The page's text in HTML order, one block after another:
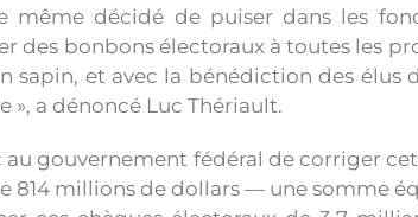
même décidé de puiser dans les
des bonbons électoraux à toutes les
sapin, et avec la bénédiction des
», a dénoncé Luc Thériault.
gouvernement fédéral de corriger
814 millions de dollars — une somme